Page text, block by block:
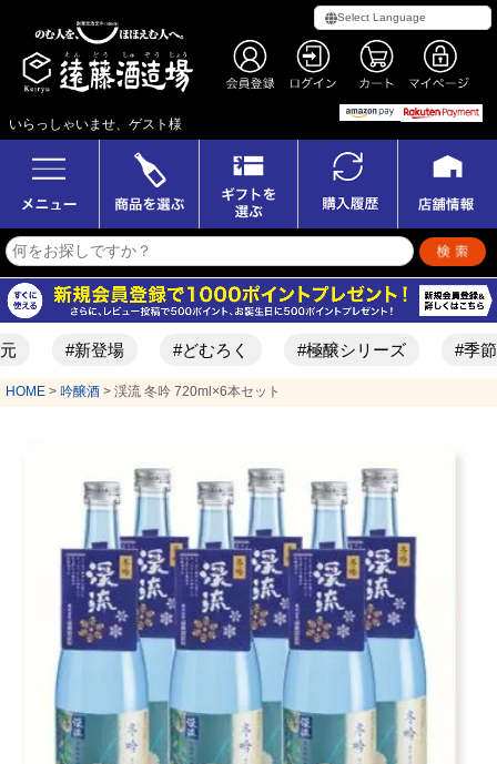
いらっしゃいませ、ゲスト様
登場 #どむろく #極醸シリーズ #季節限定酒
HOME 吟醸酒 渓流 冬吟 720ml×6本セット